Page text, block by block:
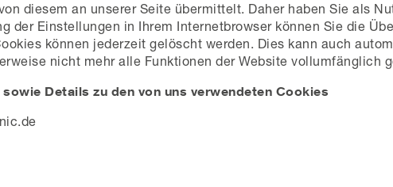
diesem an unserer Seite übermittelt. Daher haben Sie als
der Einstellungen in Ihrem Internetbrowser können Sie die
können jederzeit gelöscht werden. Dies kann auch
nicht mehr alle Funktionen der Website vollumfänglich
Details zu den von uns verwendeten Cookies